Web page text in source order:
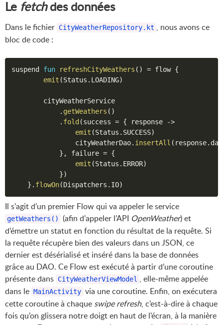
Le fetchdes données
Dans le fichier CityWeatherRepository.kt , nous avons ce
bloc de code :
suspend fun refreshCityWeathers ( ) = flow {
emit (Status . LOADING)
        cityWeatherService
. getWeathers ( )
. fold (success = { response
->
emit (Status . SUCCESS)
                cityWeatherDao
. insertAll ( response.
} , failure = {
emit (Status . ERROR)
})
} . flowOn(Dispatchers . IO)
Il s’agit d’un premier Flow qui va appeler le service
getWeathers() (afin d’appeler l’API OpenWeather) et
d’émettre un statut en fonction du résultat de la requête. Si
la requête récupère bien des valeurs dans un JSON, ce
dernier est désérialisé et inséré dans la base de données
grâce au DAO. Ce Flow est exécuté à partir d’une coroutine
présente dans CityWeatherViewModel , elle-même appelée
dans le MainActivity via une coroutine. Enfin, on exécutera
cette coroutine à chaque swipe refresh, c’est-à-dire à chaque
fois qu’on glissera notre doigt en haut de l’écran, à la manière